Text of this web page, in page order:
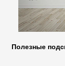
Полезные